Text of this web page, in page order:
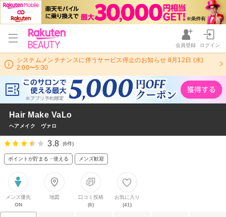
会員登録 ログイン
システムメンテナンスに伴うサービス停止のお知らせ 8月12日 (水)
2:00〜5:30
Hair Make VaLo
ヘアメイク ヴァロ
3.8 (6件)
ポイントが貯まる・使える メンズ歓迎
メンズ優先
ON
地図
口コミ投稿
(6)
お気に入り
(41)